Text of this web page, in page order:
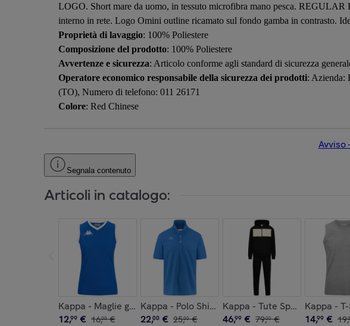
LOGO. Short mare da uomo, in tessuto microfibra mano pesca.
interno in rete. Logo Omini outline ricamato sul fondo gamba in contrasto.
Proprietà di lavaggio: 100% Poliestere
Composizione del prodotto: 100% Poliestere
Avvertenze e sicurezza: Articolo conforme agli standard di sicurezza
Operatore economico responsabile della sicurezza dei prodotti: Azienda:
(TO), Numero di telefono: 011 26171
Colore: Red Chinese
Avviso
Segnala contenuto
Articoli in catalogo:
Kappa - Maglie gioco Donna Blu - Kappa4Volley Giella
12,99 € 16,00 €
Kappa - Polo Shirts Uomo Blu - Logo Life Mss
22,00 € 25,00 €
Kappa - Tute Sportive Uomo
46,99 € 79,00 €
Kappa -
14,99 € 19,